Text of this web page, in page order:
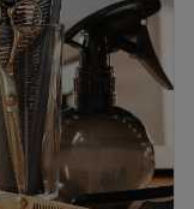
10:00 –19:00
Fermé
de Paris, est
où chaque
vous invite
dans une